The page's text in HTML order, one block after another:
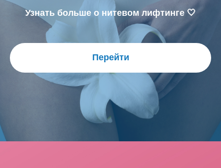
Узнать больше о нитевом лифтинге 🤍
Перейти